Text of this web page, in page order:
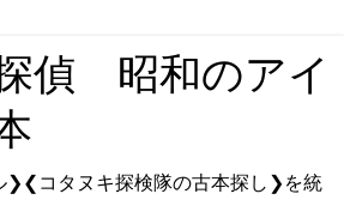
偵 昭和のアイ
❯❮コタヌキ探検隊の古本探し❯を統